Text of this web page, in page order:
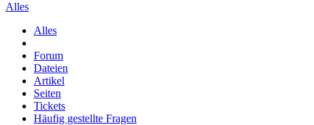
Alles
Alles
Forum
Dateien
Artikel
Seiten
Tickets
Häufig gestellte Fragen